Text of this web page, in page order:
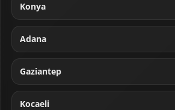
Konya
Adana
Gaziantep
Kocaeli